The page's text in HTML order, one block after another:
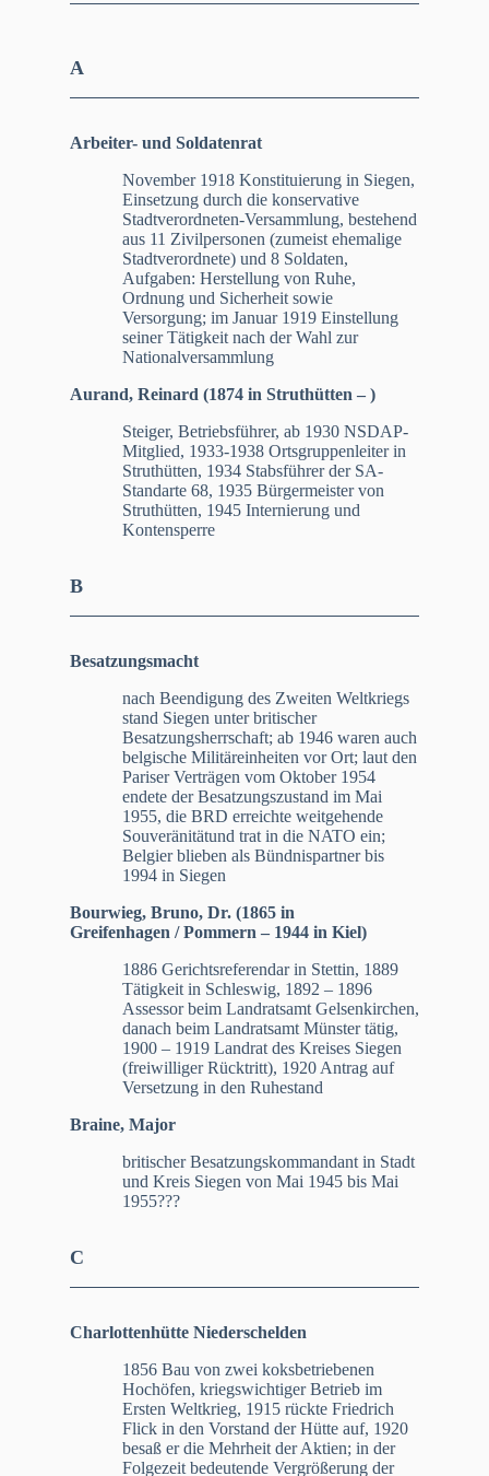
A
Arbeiter- und Soldatenrat
November 1918 Konstituierung in Siegen,
Einsetzung durch die konservative
Stadtverordneten-Versammlung, bestehend
aus 11 Zivilpersonen (zumeist ehemalige
Stadtverordnete) und 8 Soldaten,
Aufgaben: Herstellung von Ruhe,
Ordnung und Sicherheit sowie
Versorgung; im Januar 1919 Einstellung
seiner Tätigkeit nach der Wahl zur
Nationalversammlung
Aurand, Reinard (1874 in Struthütten – )
Steiger, Betriebsführer, ab 1930 NSDAP-
Mitglied, 1933-1938 Ortsgruppenleiter in
Struthütten, 1934 Stabsführer der SA-
Standarte 68, 1935 Bürgermeister von
Struthütten, 1945 Internierung und
Kontensperre
B
Besatzungsmacht
nach Beendigung des Zweiten Weltkriegs
stand Siegen unter britischer
Besatzungsherrschaft; ab 1946 waren auch
belgische Militäreinheiten vor Ort; laut den
Pariser Verträgen vom Oktober 1954
endete der Besatzungszustand im Mai
1955, die BRD erreichte weitgehende
Souveränitätund trat in die NATO ein;
Belgier blieben als Bündnispartner bis
1994 in Siegen
Bourwieg, Bruno, Dr. (1865 in
Greifenhagen / Pommern – 1944 in Kiel)
1886 Gerichtsreferendar in Stettin, 1889
Tätigkeit in Schleswig, 1892 – 1896
Assessor beim Landratsamt Gelsenkirchen,
danach beim Landratsamt Münster tätig,
1900 – 1919 Landrat des Kreises Siegen
(freiwilliger Rücktritt), 1920 Antrag auf
Versetzung in den Ruhestand
Braine, Major
britischer Besatzungskommandant in Stadt
und Kreis Siegen von Mai 1945 bis Mai
1955???
C
Charlottenhütte Niederschelden
1856 Bau von zwei koksbetriebenen
Hochöfen, kriegswichtiger Betrieb im
Ersten Weltkrieg, 1915 rückte Friedrich
Flick in den Vorstand der Hütte auf, 1920
besaß er die Mehrheit der Aktien; in der
Folgezeit bedeutende Vergrößerung der